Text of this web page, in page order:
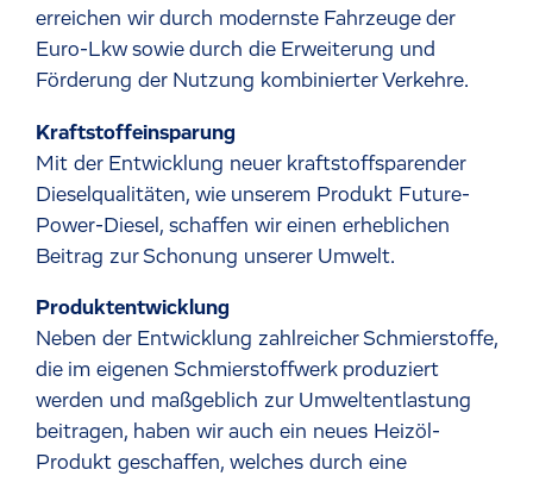
erreichen wir durch modernste Fahrzeuge der
Euro-Lkw sowie durch die Erweiterung und
Förderung der Nutzung kombinierter Verkehre.
Kraftstoffeinsparung
Mit der Entwicklung neuer kraftstoffsparender
Dieselqualitäten, wie unserem Produkt Future-
Power-Diesel, schaffen wir einen erheblichen
Beitrag zur Schonung unserer Umwelt.
Produktentwicklung
Neben der Entwicklung zahlreicher Schmierstoffe,
die im eigenen Schmierstoffwerk produziert
werden und maßgeblich zur Umweltentlastung
beitragen, haben wir auch ein neues Heizöl-
Produkt geschaffen, welches durch eine